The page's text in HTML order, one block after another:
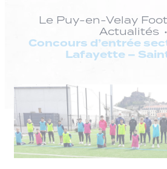
Le Puy-en-Velay
Actualités
Concours d’entrée
Lafayette –